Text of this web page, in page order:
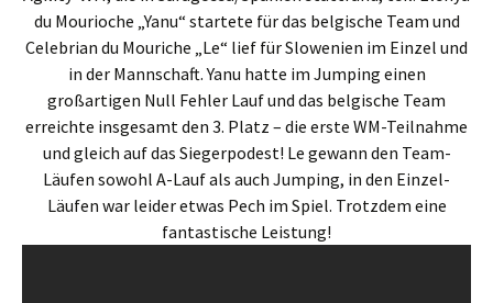
du Mourioche „Yanu“ startete für das belgische Team und
Celebrian du Mouriche „Le“ lief für Slowenien im Einzel und
in der Mannschaft. Yanu hatte im Jumping einen
großartigen Null Fehler Lauf und das belgische Team
erreichte insgesamt den 3. Platz – die erste WM-Teilnahme
und gleich auf das Siegerpodest! Le gewann den Team-
Läufen sowohl A-Lauf als auch Jumping, in den Einzel-
Läufen war leider etwas Pech im Spiel. Trotzdem eine
fantastische Leistung!